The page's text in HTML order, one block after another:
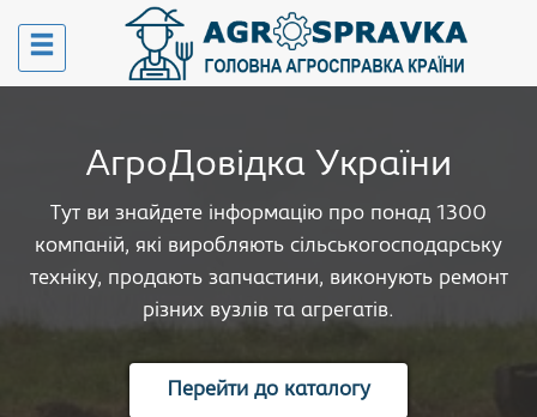
АгроДовідка України
Тут ви знайдете інформацію про понад 1300
компаній, які виробляють сільськогосподарську
техніку, продають запчастини, виконують ремонт
різних вузлів та агрегатів.
Перейти до каталогу